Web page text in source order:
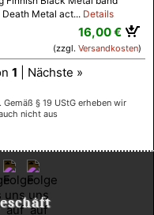
Death Metal act... Details
16,00 €
(zzgl. Versandkosten)
1 | Nächste »
. Gemäß § 19 UStG erheben wir
nicht aus